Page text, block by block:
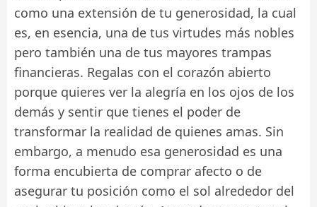
como una extensión de tu generosidad, la cual
es, en esencia, una de tus virtudes más nobles
pero también una de tus mayores trampas
financieras. Regalas con el corazón abierto
porque quieres ver la alegría en los ojos de los
demás y sentir que tienes el poder de
transformar la realidad de quienes amas. Sin
embargo, a menudo esa generosidad es una
forma encubierta de comprar afecto o de
asegurar tu posición como el sol alrededor del